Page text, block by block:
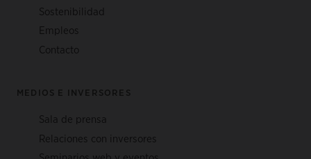
Sostenibilidad
Empleos
Contacto
MEDIOS E INVERSORES
Sala de prensa
Relaciones con inversores